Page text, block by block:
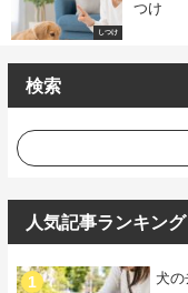
しつけ
つけ
検索
人気記事ランキング
犬の